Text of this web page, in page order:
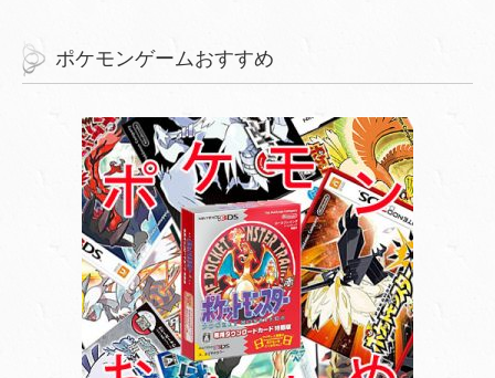
ポケモンゲームおすすめ